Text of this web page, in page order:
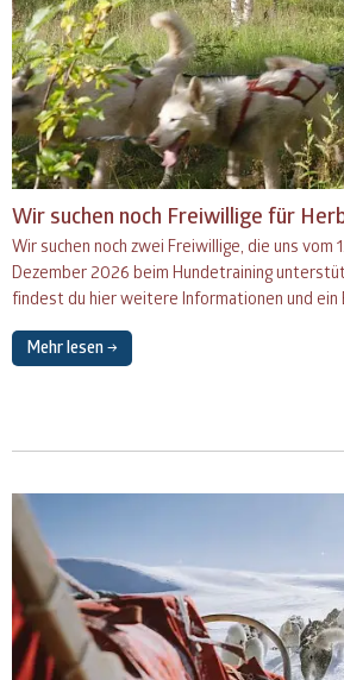
Wir suchen noch Freiwillige für
Wir suchen noch zwei Freiwillige, die uns
Dezember 2026 beim Hundetraining
findest du hier weitere Informationen und ein
Mehr lesen →